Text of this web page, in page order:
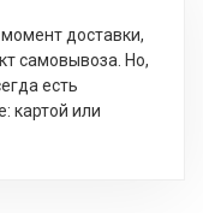
доставки,
самовывоза. Но,
есть
картой или